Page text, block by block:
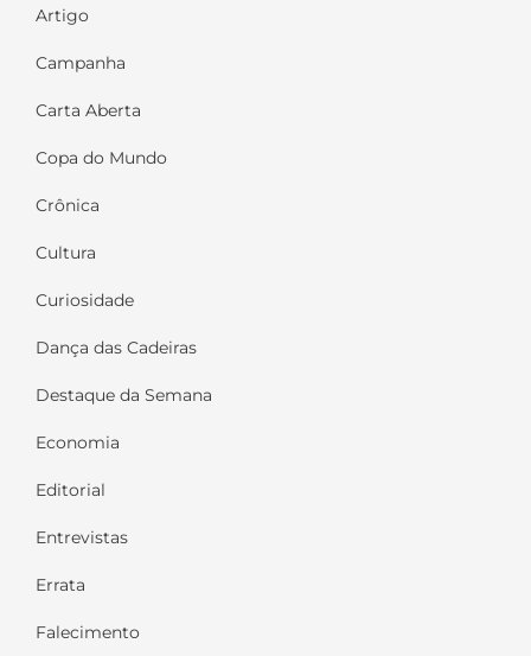
Artigo
Campanha
Carta Aberta
Copa do Mundo
Crônica
Cultura
Curiosidade
Dança das Cadeiras
Destaque da Semana
Economia
Editorial
Entrevistas
Errata
Falecimento